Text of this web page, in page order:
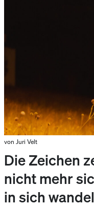
von Juri Velt
Die Zeichen
nicht mehr
in sich